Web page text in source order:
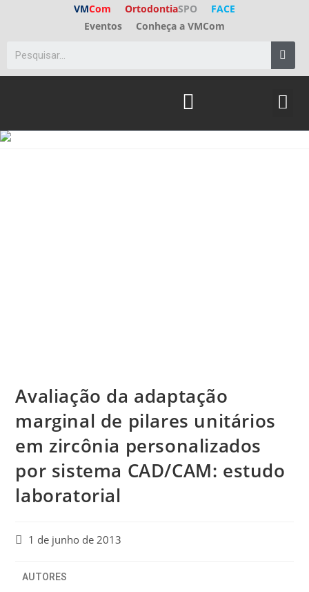
VMCom OrtodontiaSPO
FACE
Eventos
Conheça a VMCom
Avaliação da adaptação
marginal de pilares unitários
em zircônia personalizados
por sistema CAD/CAM: estudo
laboratorial
1 de junho de 2013
AUTORES